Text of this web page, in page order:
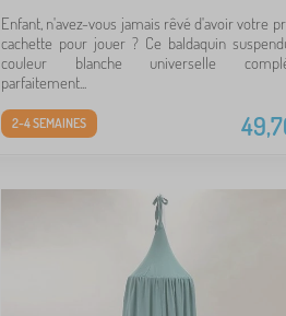
Enfant, n'avez-vous jamais rêvé d'avoir votre
cachette pour jouer ? Ce baldaquin
couleur blanche universelle
parfaitement...
2-4 SEMAINES